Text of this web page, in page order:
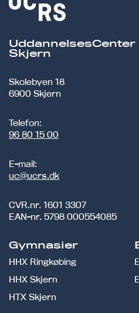
Skjern
Skolebyen 18
6900 Skjern
Telefon:
96 80 15 00
E-mail:
uc@ucrs.dk
CVR.nr. 1601 3307
EAN-nr. 5798 000554085
Gymnasier
HHX Ringkøbing
HHX Skjern
HTX Skjern